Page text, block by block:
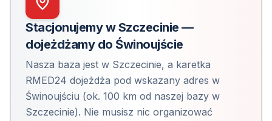
Stacjonujemy w Szczecinie —
dojeżdżamy do Świnoujście
Nasza baza jest w Szczecinie, a karetka
RMED24 dojeżdża pod wskazany adres w
Świnoujściu (ok. 100 km od naszej bazy w
Szczecinie). Nie musisz nic organizować